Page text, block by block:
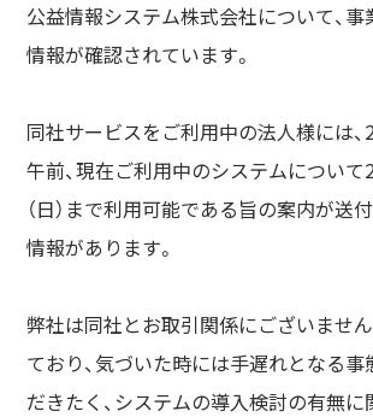
公益情報システム株式会社について、
情報が確認されています。
同社サービスをご利用中の法人様には
午前、現在ご利用中のシステムについ
（日）まで利用可能である旨の案内が送
情報があります。
弊社は同社とお取引関係にございませ
ており、気づいた時には手遅れとなる
だきたく、システムの導入検討の有無に